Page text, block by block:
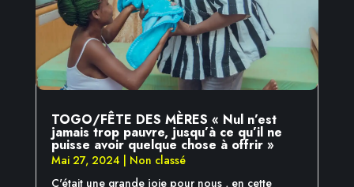
TOGO/FÊTE DES MÈRES « Nul n’est
jamais trop pauvre, jusqu’à ce qu’il ne
puisse avoir quelque chose à offrir »
Mai 27, 2024 | Non classé
C'était une grande joie pour nous , en cette